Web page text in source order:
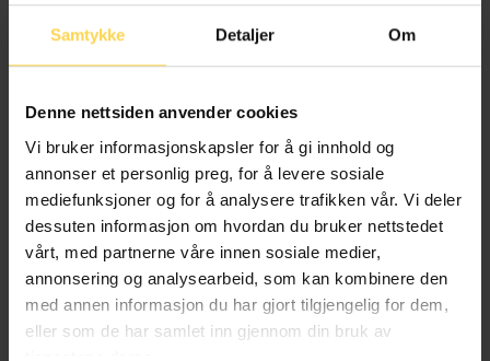
Samtykke Detaljer Om
Denne nettsiden anvender cookies
Vi bruker informasjonskapsler for å gi innhold og
annonser et personlig preg, for å levere sosiale
mediefunksjoner og for å analysere trafikken vår. Vi deler
dessuten informasjon om hvordan du bruker nettstedet
vårt, med partnerne våre innen sosiale medier,
annonsering og analysearbeid, som kan kombinere den
med annen informasjon du har gjort tilgjengelig for dem,
eller som de har samlet inn gjennom din bruk av
om forkynning av rettslige og utenrettslige
dokumenter på sivil- og handelsrettens område.
Ansvarlig departement er Justis- og
Forkynningskonvensjonen oppstiller en rettslig plikt
for konvensjonspartene til å forkynne dokumentene
fra den anmodende staten, så lenge vilkårene i
konvensjonen er oppfylt. Formålet med konvensjonen
er å sikre muligheten til, og å forenkle, forkynning av
dokumenter på tvers av landegrensene i de landene
som har ratifisert konvensjonen.
Forkynningskonvensjonen avgrenser etter sin ordlyd
klart mot strafferetten; hvorvidt konvensjonen også